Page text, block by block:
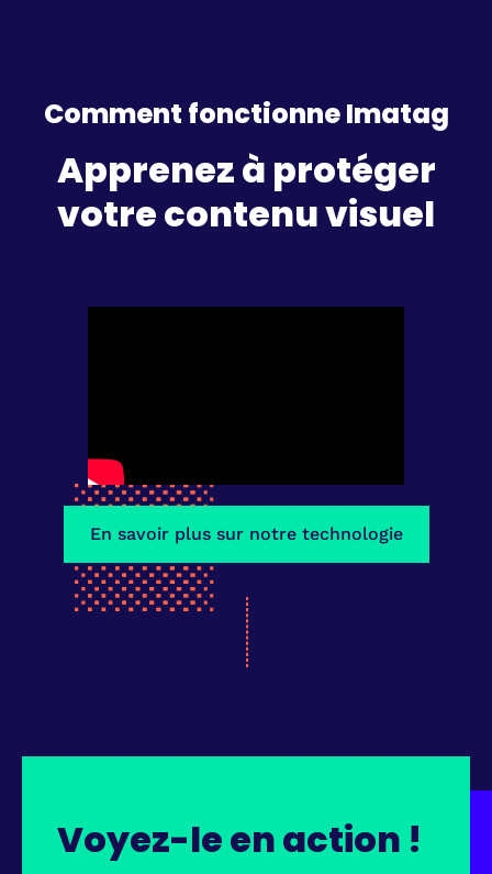
Comment fonctionne Imatag
Apprenez à protéger
votre contenu visuel
En savoir plus sur notre technologie
Voyez-le en action !